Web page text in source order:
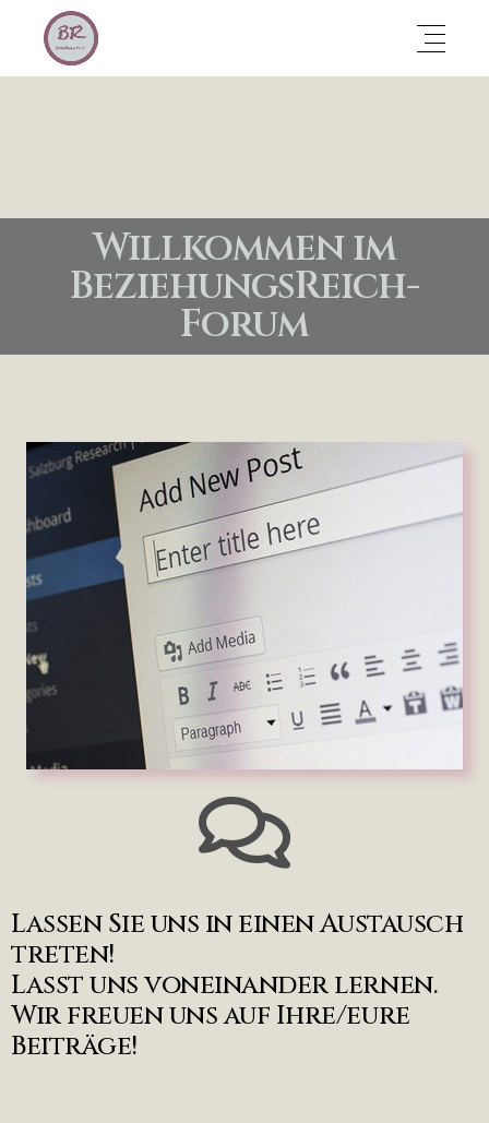
Willkommen im
BeziehungsReich-
Forum
Lassen Sie uns in einen Austausch
treten!
Lasst uns voneinander lernen.
Wir freuen uns auf Ihre/eure
Beiträge!